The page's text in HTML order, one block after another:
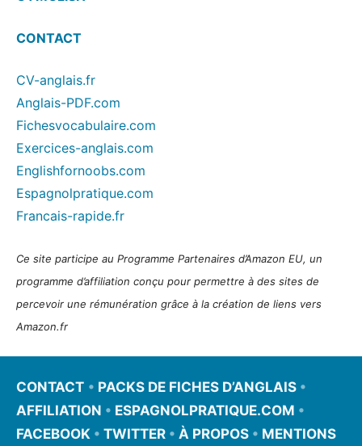
CONTACT
CV-anglais.fr
Anglais-PDF.com
Fichesvocabulaire.com
Exercices-anglais.com
Englishfornoobs.com
Espagnolpratique.com
Francais-rapide.fr
Ce site participe au Programme Partenaires d’Amazon EU, un
programme d’affiliation conçu pour permettre à des sites de
percevoir une rémunération grâce à la création de liens vers
Amazon.fr
CONTACT • PACKS DE FICHES D’ANGLAIS •
AFFILIATION • ESPAGNOLPRATIQUE.COM •
FACEBOOK • TWITTER • À PROPOS • MENTIONS